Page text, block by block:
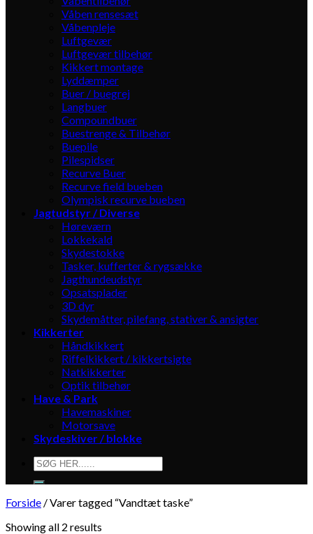
Våben rensesæt
Våbenpleje
Luftgevær
Luftgevær tilbehør
Kikkert montage
Lyddæmper
Buer / buegrej
Langbuer
Compoundbuer
Buestrenge & Tilbehør
Buepile
Pilespidser
Recurve Buer
Recurve field bueben
Olympisk recurve bueben
Jagtudstyr / Diverse
Høreværn
Lokkekald
Skydestokke
Tasker, kufferter & rygsække
Jagthundeudstyr
Opsatsplader
3D dyr
Skydemåtter, pilefang, stativer & ansigter
Kikkerter
Håndkikkert
Riffelkikkert / kikkertsigte
Natkikkerter
Optik tilbehør
Have & Park
Havemaskiner
Motorsave
Skydeskiver / blokke
Søg
efter:
Forside /Varer tagged “Vandtæt taske”
Showing all 2 results